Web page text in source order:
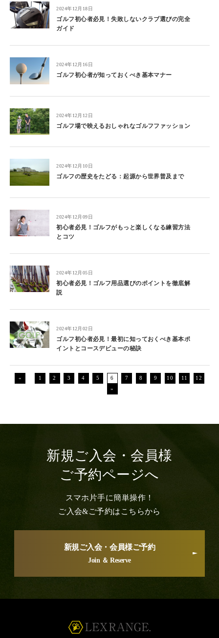
2024年12月18日
ゴルフ初心者必見！失敗しないクラブ選びの完全
ガイド
2024年12月16日
ゴルフ初心者が知っておくべき基本マナー
2024年12月12日
ゴルフ場で映えるおしゃれなゴルフファッション
2024年12月10日
ゴルフの歴史をたどる：起源から世界普及まで
2024年12月09日
初心者必見！ゴルフがもっと楽しくなる練習方法
とコツ
2024年12月05日
初心者必見！ゴルフ用品選びのポイントを徹底解
説
2024年12月02日
ゴルフ初心者必見！最初に知っておくべき基本ポ
イントとコースデビューの秘訣
« 1 2 3 4 5 6 7 8 9 10 11
12
»
新規ご入会・会員様
ご予約ページへ
スマホ片手に簡単操作！
ご入会&ご予約はこちらから
新規ご入会・会員様ご予約
Join ＆ Reserve